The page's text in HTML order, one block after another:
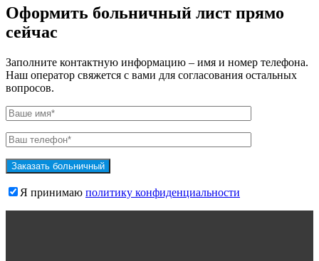
Оформить больничный лист прямо
сейчас
Заполните контактную информацию – имя и номер телефона.
Наш оператор свяжется с вами для согласования остальных
вопросов.
Я принимаю политику конфиденциальности